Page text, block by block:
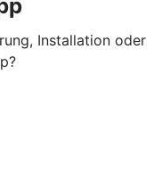
Installation oder